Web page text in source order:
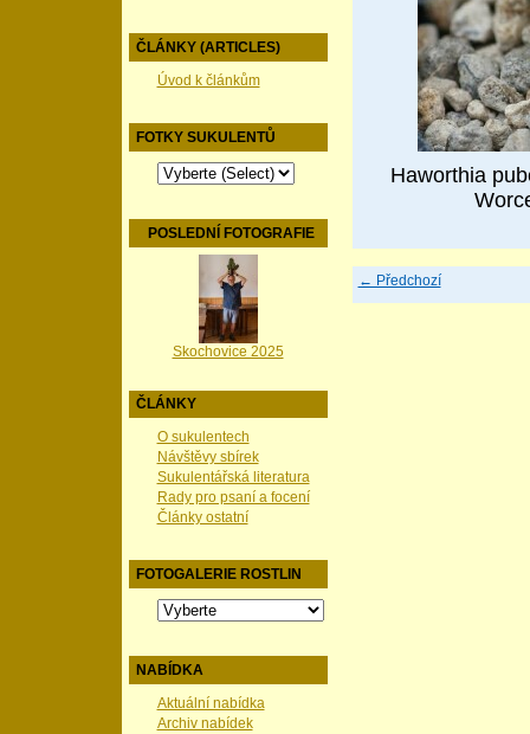
ČLÁNKY (ARTICLES)
Úvod k článkům
FOTKY SUKULENTŮ
POSLEDNÍ FOTOGRAFIE
Skochovice 2025
ČLÁNKY
O sukulentech
Návštěvy sbírek
Sukulentářská literatura
Rady pro psaní a focení
Články ostatní
FOTOGALERIE ROSTLIN
NABÍDKA
Aktuální nabídka
Archiv nabídek
Haworthia
← Předchozí